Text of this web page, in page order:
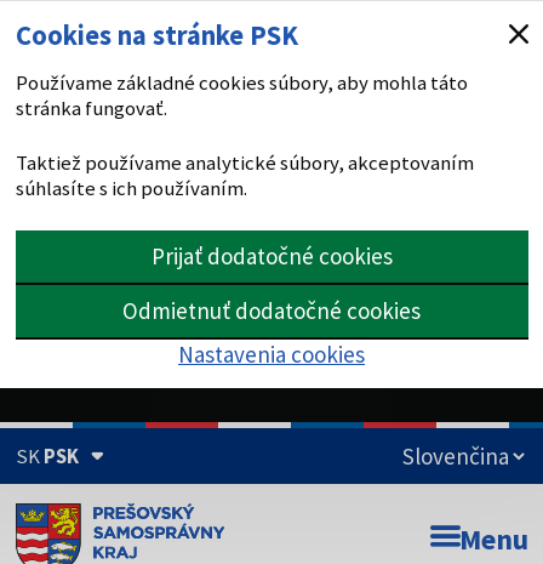
Cookies na stránke PSK
Používame základné cookies súbory, aby mohla táto
stránka fungovať.
Taktiež používame analytické súbory, akceptovaním
súhlasíte s ich používaním.
Prijať dodatočné cookies
Odmietnuť dodatočné cookies
Nastavenia cookies
SKPSK
Doména psk.sk je oficiálna Menu